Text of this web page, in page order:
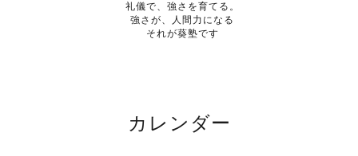
礼儀で、強さを育てる。
強さが、人間力になる
それが葵塾です
カレンダー